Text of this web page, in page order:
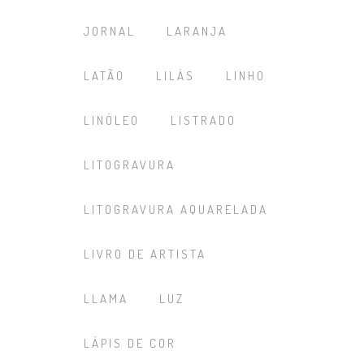
JORNAL LARANJA
LATÃO LILÁS LINHO
LINÓLEO LISTRADO
LITOGRAVURA
LITOGRAVURA AQUARELADA
LIVRO DE ARTISTA
LLAMA LUZ
LÁPIS DE COR